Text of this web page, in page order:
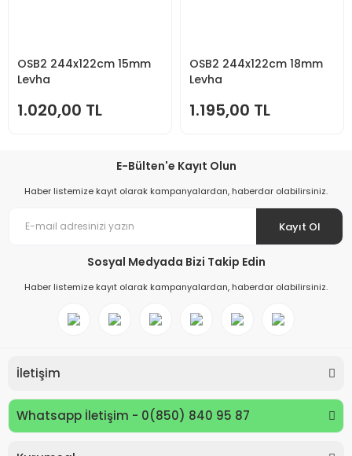
OSB2 244x122cm 15mm
Levha
1.020,00 TL
OSB2 244x122cm 18mm
Levha
1.195,00 TL
E-Bülten'e Kayıt Olun
Haber listemize kayıt olarak kampanyalardan, haberdar olabilirsiniz.
Kayıt Ol
Sosyal Medyada Bizi Takip Edin
Haber listemize kayıt olarak kampanyalardan, haberdar olabilirsiniz.
İletişim
Whatsapp İletişim - 0(850) 840 95 87